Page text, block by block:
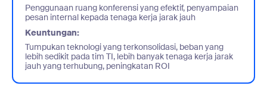
Penggunaan ruang konferensi yang efektif, penyampaian
pesan internal kepada tenaga kerja jarak jauh
Keuntungan:
Tumpukan teknologi yang terkonsolidasi, beban yang
lebih sedikit pada tim TI, lebih banyak tenaga kerja jarak
jauh yang terhubung, peningkatan ROI